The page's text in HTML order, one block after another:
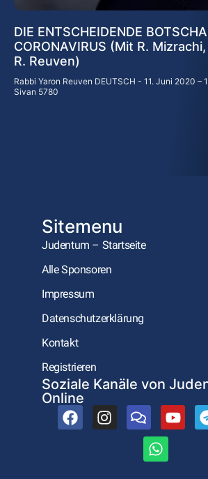
DIE ENTSCHEIDENDE
CORONAVIRUS (Mit R.
R. Reuven)
Rabbi Yaron Reuven DEUTSCH
11. Juni 2020 –
Sivan 5780
Sitemenu
Judentum – Startseite
Alle Sponsoren
Impressum
Datenschutzerklärung
Kontakt
Registrieren
Soziale Kanäle von
Online